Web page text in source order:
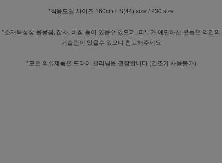
*착용모델 사이즈 160cm / S(44) size / 230 size
*소재특성상 올뭉침, 잡사, 비침 등이 있을수 있으며, 피부가 예민하신 분들은 약간의
거슬림이 있을수 있으니 참고해주세요
*모든 의류제품은 드라이 클리닝을 권장합니다 (건조기 사용불가)